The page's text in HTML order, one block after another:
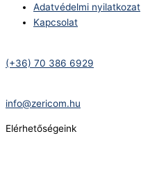
Adatvédelmi nyilatkozat
Kapcsolat
(+36) 70 386 6929
info@zericom.hu
Elérhetőségeink